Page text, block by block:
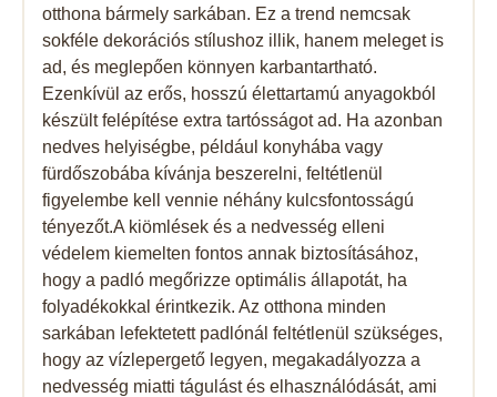
otthona bármely sarkában. Ez a trend nemcsak
sokféle dekorációs stílushoz illik, hanem meleget is
ad, és meglepően könnyen karbantartható.
Ezenkívül az erős, hosszú élettartamú anyagokból
készült felépítése extra tartósságot ad. Ha azonban
nedves helyiségbe, például konyhába vagy
fürdőszobába kívánja beszerelni, feltétlenül
figyelembe kell vennie néhány kulcsfontosságú
tényezőt.A kiömlések és a nedvesség elleni
védelem kiemelten fontos annak biztosításához,
hogy a padló megőrizze optimális állapotát, ha
folyadékokkal érintkezik. Az otthona minden
sarkában lefektetett padlónál feltétlenül szükséges,
hogy az vízlepergető legyen, megakadályozza a
nedvesség miatti tágulást és elhasználódását, ami